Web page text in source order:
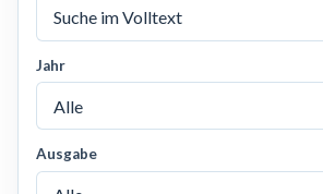
Jahr
Ausgabe